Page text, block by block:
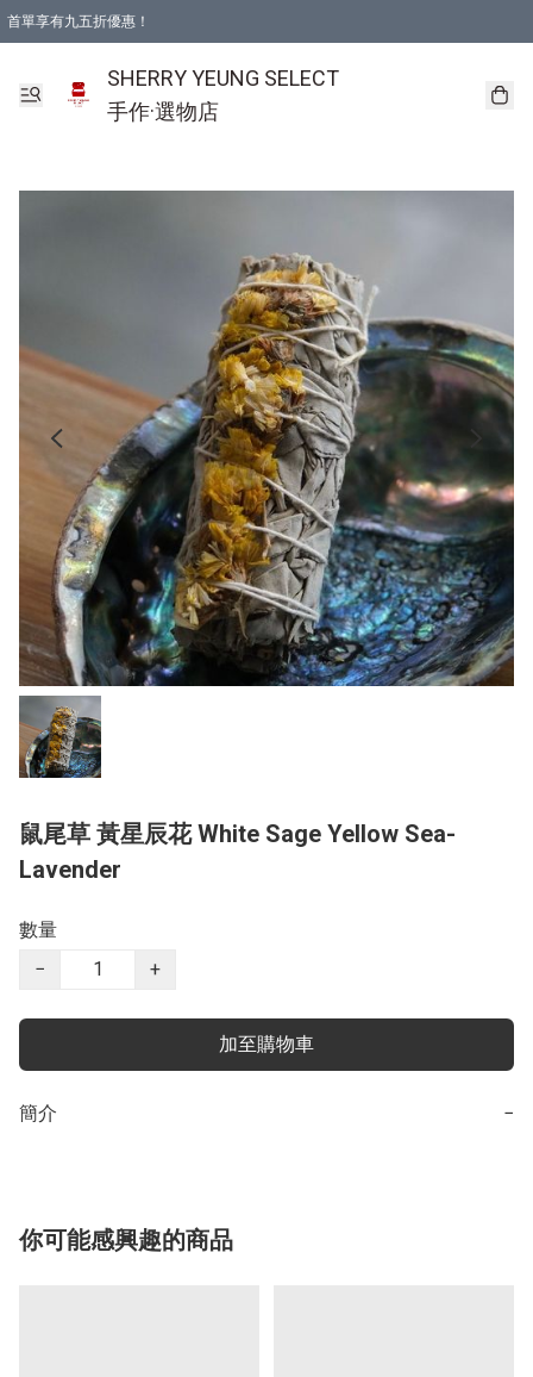
首單享有九五折優惠！
SHERRY YEUNG SELECT
手作·選物店
鼠尾草 黃星辰花 White Sage Yellow Sea-
Lavender
數量
−
+
加至購物車
簡介 −
你可能感興趣的商品